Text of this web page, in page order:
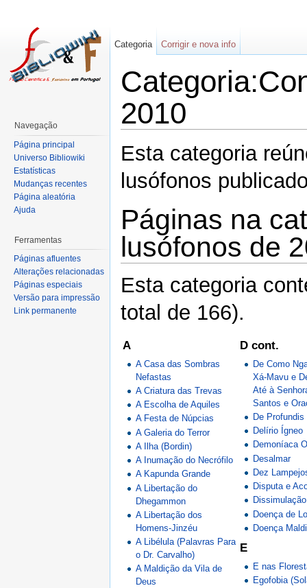
2010
Esta categoria
lusófonos
Páginas na
lusófonos de
Esta categoria
total de 166).
A
A Casa das Sombras
Nefastas
A Criatura das Trevas
A Escolha de Aquiles
A Festa de Núpcias
A Galeria do Terror
A Ilha (Bordin)
A Inumação do Necrófilo
A Kapunda Grande
A Libertação do
Dhegammon
A Libertação dos
Homens-Jinzéu
A Libélula (Palavras Para
o Dr. Carvalho)
A Maldição da Vila de
Deus
D cont.
De Como
Xá-Mavu e
Até à
Santos e
De Profundis
Delírio Ígneo
Demoníaca
Desalmar
Dez
Disputa e
Dissimulação
Doença de
Doença
E
E nas
Egofobia
Categoria Corrigir e nova info
Navegação
Página principal
Universo Bibliowiki
Estatísticas
Mudanças recentes
Página aleatória
Ajuda
Ferramentas
Páginas afluentes
Alterações relacionadas
Páginas especiais
Versão para impressão
Link permanente